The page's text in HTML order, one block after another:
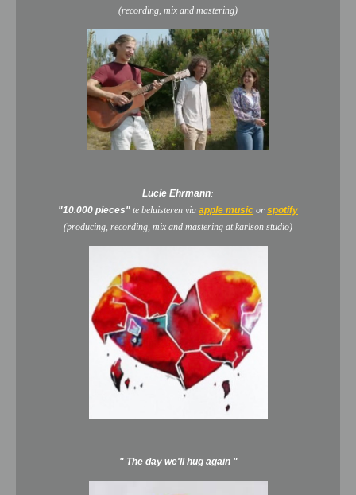
(recording, mix and mastering)
Lucie Ehrmann:
"10.000 pieces" te beluisteren via apple music or spotify
(producing, recording, mix and mastering at karlson studio)
" The day we'll hug again "